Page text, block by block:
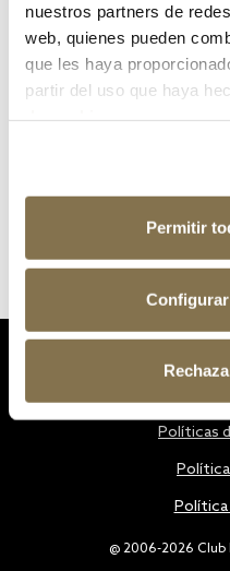
nuestros partners de
web, quienes pueden
que les haya
partir del uso que haya
Permitir
¿Has olvidado tu contraseña?
@ 2006-2026 Club
Políticas